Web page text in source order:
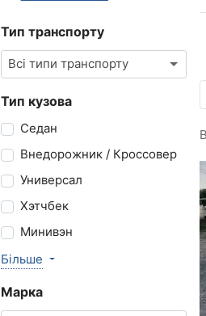
Тип транспорту
Всі типи транспорту
Тип кузова
Седан
Внедорожник / Кроссовер
Универсал
Хэтчбек
Минивэн
Більше
Марка